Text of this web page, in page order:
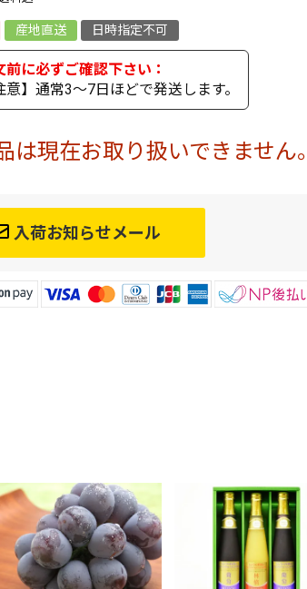
産地直送 日時指定不可
意】通常3～7日ほどで発送します。
は現在お取り扱いできません。
入荷お知らせメール